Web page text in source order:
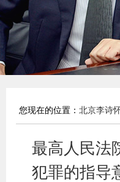
您现在的位置： 北京李诗
最高人民法
犯罪的指导